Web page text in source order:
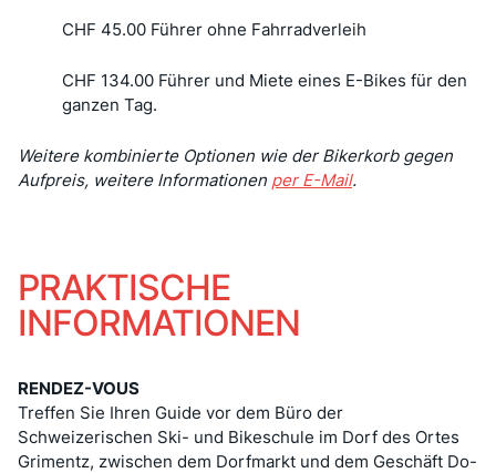
CHF 45.00 Führer ohne Fahrradverleih
CHF 134.00 Führer und Miete eines E-Bikes für den
ganzen Tag.
Weitere kombinierte Optionen wie der Bikerkorb gegen
Aufpreis, weitere Informationen per E-Mail.
PRAKTISCHE
INFORMATIONEN
RENDEZ-VOUS
Treffen Sie Ihren Guide vor dem Büro der
Schweizerischen Ski- und Bikeschule im Dorf des Ortes
Grimentz, zwischen dem Dorfmarkt und dem Geschäft Do-